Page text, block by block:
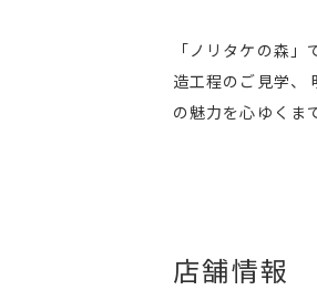
「ノリタケの森
造工程のご見学、
の魅力を心ゆくま
店舗情報